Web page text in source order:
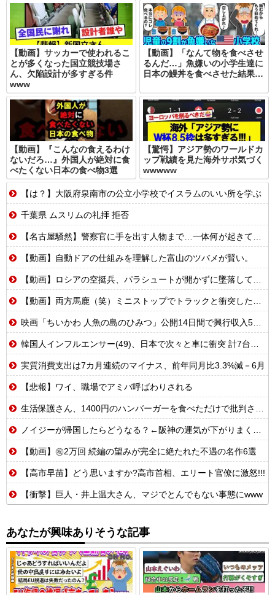
【動画】サッカーで使われるこ
とが多くなった国立競技場さ
ん、欠陥設計が多すぎる件
www
【動画】「なんて物を食べさせ
るんだ…」魚嫌いの小学生達に
日本の鰻丼を食べさせた結果…
【動画】『こんなの食えるわけ
ないだろ…』外国人が絶対に食
べたくない日本の食べ物3選
【驚愕】アジア勢のワールドカ
ップ戦績を見た海外サポ気づく
wwwww
【は？】大阪府泉南市の公立小学校でイスラムのいい所を学ぶ
千葉県 ムスリムの礼拝 拒否
【名古屋騒然】警察官に手を出す人物まで…一体何が起きているのか #外国人 #共生社会 #japan
【動画】自動ドアの仕組みを理解した富山のツバメが賢い。
【動画】ロシアの空挺兵、パラシュートが開かずに墜落してしまう。
【動画】両方馬鹿（笑）ミニストップでトラックと衝突したドラレコが（ノ∇`）
映画「ちいかわ 人魚の島のひみつ」公開14日間で興行収入50億円突破 最終興収102.8億円の「シン・エヴァ」に並ぶペース
韓国人インフルエンサー(49)、日本で次々と車に衝突 計7台巻き込み 八王子
実質消費支出は7カ月連続のマイナス、前年同月比3.3%減－6月
【悲報】ワイ、職場でアミバ呼ばわりされる
生活保護さん、1400円のハンバーガーを食べただけで批判される
ノイジーが帰国したらどうなる？←阪神の運気が下がりまくるやろな
【動画】㊗️2万回 続編の望みが完全に絶たれた不遇の名作6選
【高市早苗】どう思いますか?高市首相、エリート官僚に激怒!!!
【衝撃】巨人・井上温大さん、マジでとんでもない事態にwww
あなたが興味ありそうな記事